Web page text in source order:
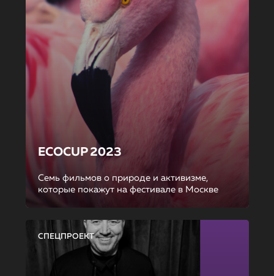
ECOCUP 2023
Семь фильмов о природе и активизме,
которые покажут на фестивале в Москве
СПЕЦПРОЕКТ